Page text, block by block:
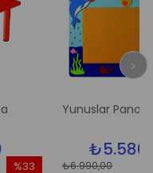
Yunuslar Pano
₺5.580,00
₺6.990,00